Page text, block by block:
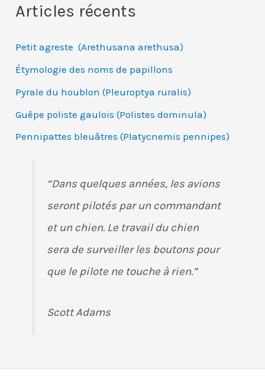
Articles récents
Petit agreste (Arethusana arethusa)
Étymologie des noms de papillons
Pyrale du houblon (Pleuroptya ruralis)
Guêpe poliste gaulois (Polistes dominula)
Pennipattes bleuâtres (Platycnemis pennipes)
“Dans quelques années, les avions
seront pilotés par un commandant
et un chien. Le travail du chien
sera de surveiller les boutons pour
que le pilote ne touche à rien.”
Scott Adams